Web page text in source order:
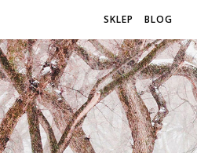
SKLEP BLOG